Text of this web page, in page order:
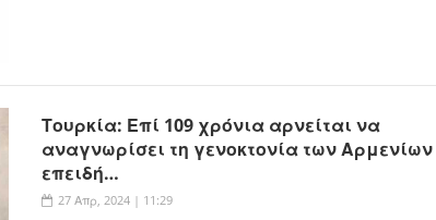
Τουρκία: Επί 109 χρόνια αρνείται να
αναγνωρίσει τη γενοκτονία των Αρμενίων
επειδή…
27 Απρ, 2024 | 11:29